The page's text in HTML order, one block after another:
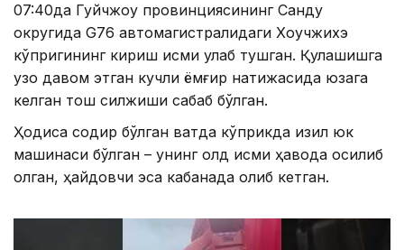
07:40да Гуйчжоу провинциясининг Санду
округида G76 автомагистралидаги Хоучжихэ
кўпригининг кириш қисми қулаб тушган. Қулашишга
узоқ давом этган кучли ёмғир натижасида юзага
келган тош силжиши сабаб бўлган.
Ҳодиса содир бўлган вақтда кўприкда қизил юк
машинаси бўлган – унинг олд қисми ҳавода осилиб
қолган, ҳайдовчи эса кабанада қолиб кетган.